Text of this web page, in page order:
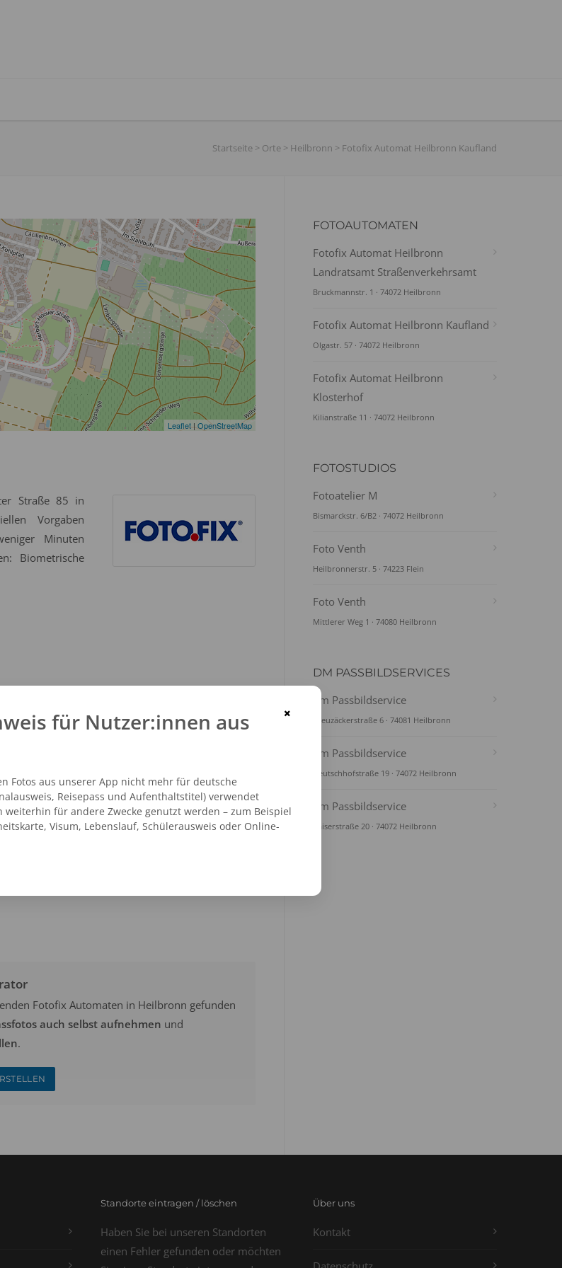
Startseite > Orte > Heilbronn > Fotofix Automat Heilbronn Kaufland
Leaflet | OpenStreetMap
Straße 85 in
Vorgaben
Minuten
Biometrische
Fotofix Automaten in Heilbronn gefunden
auch selbst aufnehmen und
.
FOTOAUTOMATEN
Fotofix Automat Heilbronn
Landratsamt Straßenverkehrsamt
Bruckmannstr. 1 · 74072 Heilbronn
Fotofix Automat Heilbronn Kaufland
Olgastr. 57 · 74072 Heilbronn
Fotofix Automat Heilbronn
Klosterhof
Kilianstraße 11 · 74072 Heilbronn
FOTOSTUDIOS
Fotoatelier M
Bismarckstr. 6/B2 · 74072 Heilbronn
Foto Venth
Heilbronnerstr. 5 · 74223 Flein
Foto Venth
Mittlerer Weg 1 · 74080 Heilbronn
DM PASSBILDSERVICES
dm Passbildservice
Kreuzäckerstraße 6 · 74081 Heilbronn
dm Passbildservice
Deutschhofstraße 19 · 74072 Heilbronn
dm Passbildservice
Kaiserstraße 20 · 74072 Heilbronn
Standorte eintragen / löschen
Haben Sie bei unseren Standorten
einen Fehler gefunden oder möchten
Über uns
Kontakt
×
für Nutzer:innen aus
Fotos aus unserer App nicht mehr für deutsche
Reisepass und Aufenthaltstitel) verwendet
weiterhin für andere Zwecke genutzt werden – zum Beispiel
Visum, Lebenslauf, Schülerausweis oder Online-